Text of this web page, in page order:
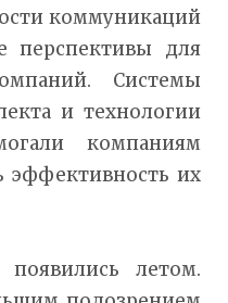
коммуникаций
перспективы для
Системы
и технологии
компаниям
эффективность их
летом.